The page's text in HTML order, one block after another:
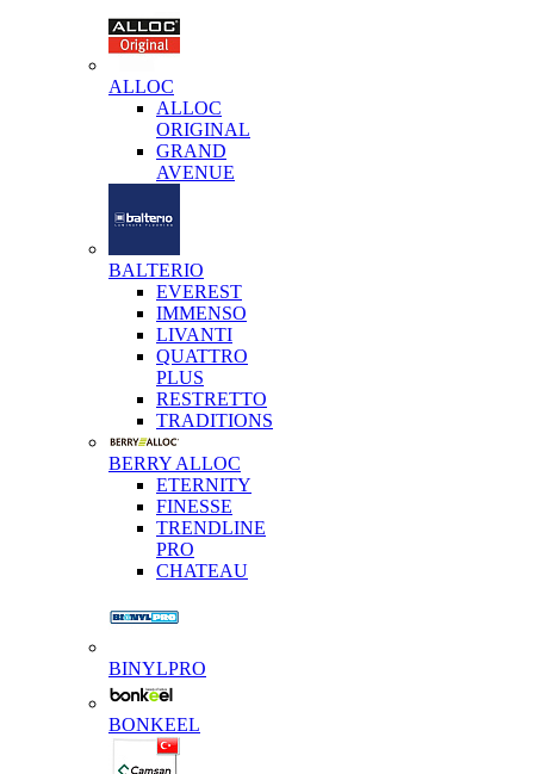
ALLOC
ALLOC
ORIGINAL
GRAND
AVENUE
BALTERIO
EVEREST
IMMENSO
LIVANTI
QUATTRO
PLUS
RESTRETTO
TRADITIONS
BERRY ALLOC
ETERNITY
FINESSE
TRENDLINE
PRO
CHATEAU
BINYLPRO
BONKEEL